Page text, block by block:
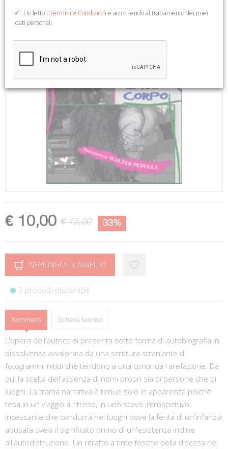
€ 10,00 € 15,00 33%
AGGIUNGI AL CARRELLO
3 prodotti disponibili
Sommario Scheda tecnica
L'opera dell'autrice si presenta sotto forma di autobiografia in
dissolvenza avvalorata da una scrittura straniante di
fotogrammi nitidi che tendono a una continua rarefazione. Da
qui la scelta dell'assenza di nomi propri sia di persone che di
luoghi. La trama narrativa è tenue solo in apparenza poiché
tesa in un viaggio a ritroso, in uno scavo introspettivo
incessante che condurrà nei luoghi dove la ferita di un'infanzia
abusata svela il significato primo di un'esistenza incline
all'autodistruzione. Un ritratto a tinte fosche della discesa nei
Ho letto i Termini e Condizioni e acconsendo al trattamento dei miei
dati personali